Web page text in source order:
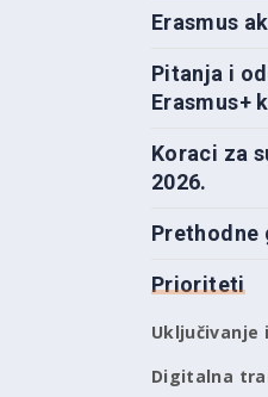
Erasmus
Pitanja i
Erasmus+
Koraci za
2026.
Prethodne
Prioriteti
Uključivanje
Digitalna